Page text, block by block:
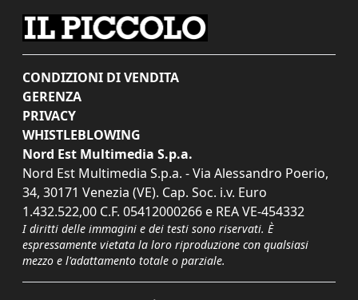
CONDIZIONI DI VENDITA
GERENZA
PRIVACY
WHISTLEBLOWING
Nord Est Multimedia S.p.a.
Nord Est Multimedia S.p.a. - Via Alessandro Poerio,
34, 30171 Venezia (VE). Cap. Soc. i.v. Euro
1.432.522,00 C.F. 05412000266 e REA VE-454332
I diritti delle immagini e dei testi sono riservati. È
espressamente vietata la loro riproduzione con qualsiasi
mezzo e l'adattamento totale o parziale.